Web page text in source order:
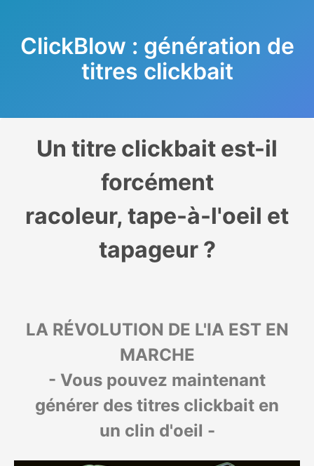
ClickBlow : génération de
titres clickbait
Un titre clickbait est-il
forcément
racoleur, tape-à-l'oeil et
tapageur ?
LA RÉVOLUTION DE L'IA EST EN
MARCHE
- Vous pouvez maintenant
générer des titres clickbait en
un clin d'oeil -